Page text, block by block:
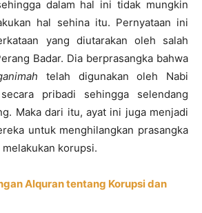
dalam hal ini tidak mungkin
hal sehina itu. Pernyataan ini
yang diutarakan oleh salah
Badar. Dia berprasangka bahwa
telah digunakan oleh Nabi
pribadi sehingga selendang
Maka dari itu, ayat ini juga menjadi
untuk menghilangkan prasangka
korupsi.
Alquran tentang Korupsi dan